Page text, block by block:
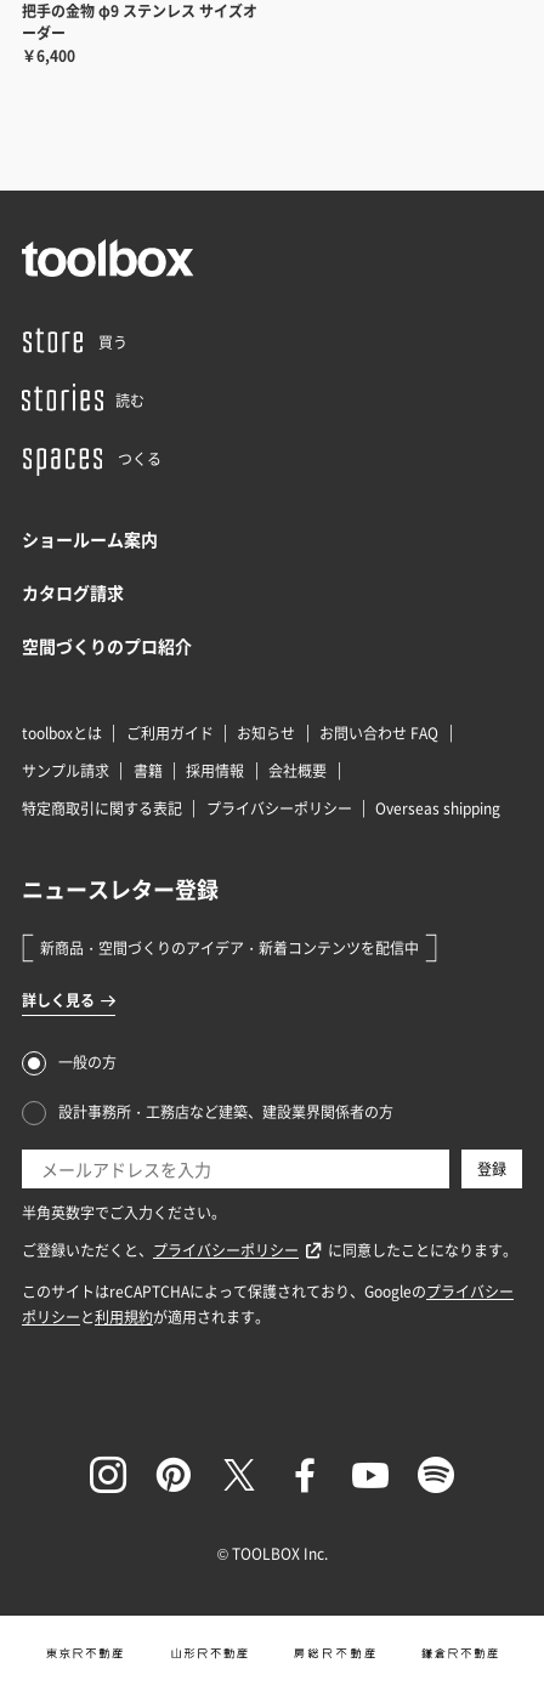
把手の金物 φ9 ステンレス サイズオ
ーダー
￥6,400
買う
読む
つくる
ショールーム案内
カタログ請求
空間づくりのプロ紹介
toolboxとは ご利用ガイド お知らせ
お問い合わせ FAQ
サンプル請求
書籍 採用情報
会社概要
特定商取引に関する表記
プライバシーポリシー Overseas shipping
© TOOLBOX Inc.